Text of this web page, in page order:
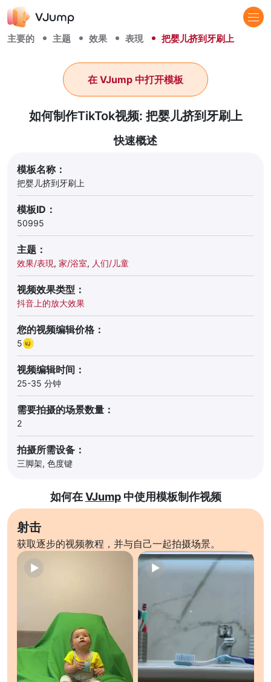
主要的 主题 效果 表現 把婴儿挤到牙刷上
如何制作TikTok视频: 把婴儿挤到牙刷上
在 VJump 中打开模板
快速概述
模板名称：
把婴儿挤到牙刷上
模板ID：
50995
主题：
效果/表現, 家/浴室, 人们/儿童
视频效果类型：
抖音上的放大效果
您的视频编辑价格：
5
视频编辑时间：
25-35 分钟
需要拍摄的场景数量：
2
拍摄所需设备：
三脚架, 色度键
如何在VJump中使用模板制作视频
射击
获取逐步的视频教程，并与自己一起拍摄场景。